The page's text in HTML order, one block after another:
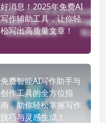
好消息！2025年免费AI
写作辅助工具，让你轻
松写出高质量文章！
免费智能AI写作助手与
创作工具的全方位指
南，助你轻松掌握写作
技巧与灵感生成！